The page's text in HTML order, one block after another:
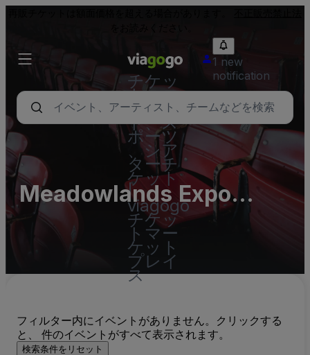
チケッ
ト - コ
ンサー
ト、ス
ポーツ
、シア
ターチ
ケット
|
viagogo
チケッ
トマー
ケット
プレイ
ス
1 new
notification
Meadowlands Expo
Center Parking Lots
フィルター内にイベントがありません。クリックする
と、 件のイベントがすべて表示されます。
検索条件をリセット